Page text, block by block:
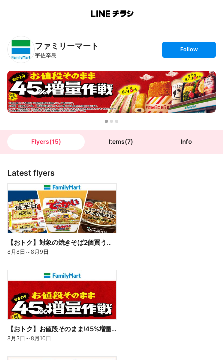
B
n
T
ファミリーマート
宇佐辛島
s
t
o
l
l
o
w
Follow
Flyers(15) Items(7) Info
Latest flyers
【おトク】対象の焼きそば2個買うと100円引き!
8月8日 ～8月9日
【おトク】お値段そのまま!45%増量作戦!
8月3日 ～8月10日